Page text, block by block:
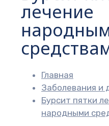
лечение
Главная
Заболевания и
Бурсит пятки
народными